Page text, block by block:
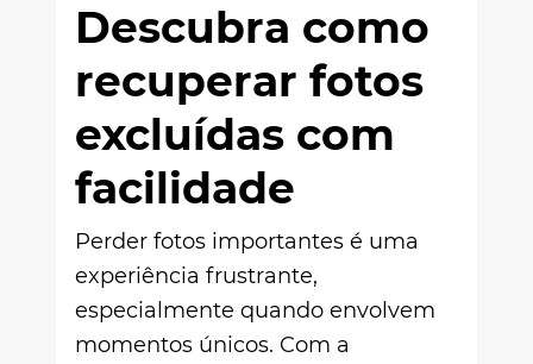
Descubra como
recuperar fotos
excluídas com
facilidade
Perder fotos importantes é uma
experiência frustrante,
especialmente quando envolvem
momentos únicos. Com a